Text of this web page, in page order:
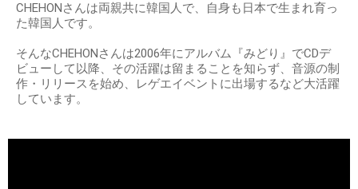
CHEHONさんは両親共に韓国人で、自身も日本で生まれ育っ
た韓国人です。
そんなCHEHONさんは2006年にアルバム『みどり』でCDデ
ビューして以降、その活躍は留まることを知らず、音源の制
作・リリースを始め、レゲエイベントに出場するなど大活躍
しています。